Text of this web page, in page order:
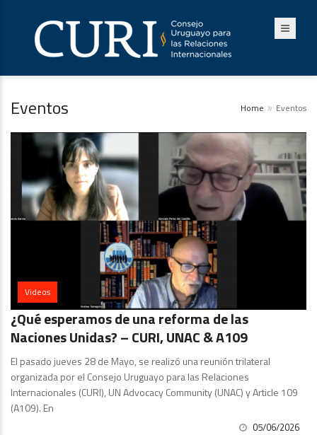
Eventos Home Eventos
Videos
¿Qué esperamos de una reforma de las
Naciones Unidas? – CURI, UNAC & A109
El pasado jueves 28 de Mayo, se realizó una reunión trilateral
organizada por el Consejo Uruguayo para las Relaciones
Internacionales (CURI), UN Advocacy Community (UNAC) y Article 109
(A109). En
05/06/2026